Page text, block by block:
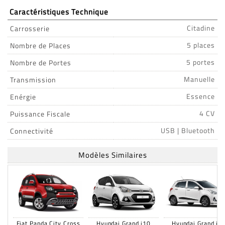
Caractéristiques Technique
Carrosserie Citadine
Nombre de Places 5 places
Nombre de Portes 5 portes
Transmission Manuelle
Enérgie Essence
Puissance Fiscale 4 CV
Connectivité USB | Bluetooth
Modèles Similaires